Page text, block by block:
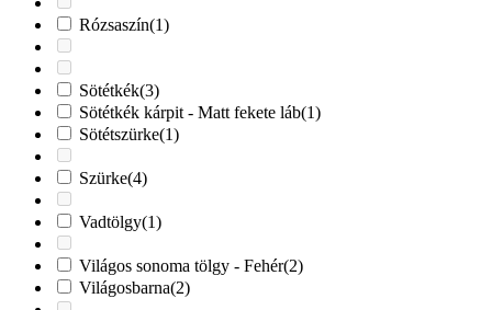
Rózsaszín(1)
Sötétkék(3)
Sötétkék kárpit - Matt fekete láb(1)
Sötétszürke(1)
Szürke(4)
Vadtölgy(1)
Világos sonoma tölgy - Fehér(2)
Világosbarna(2)